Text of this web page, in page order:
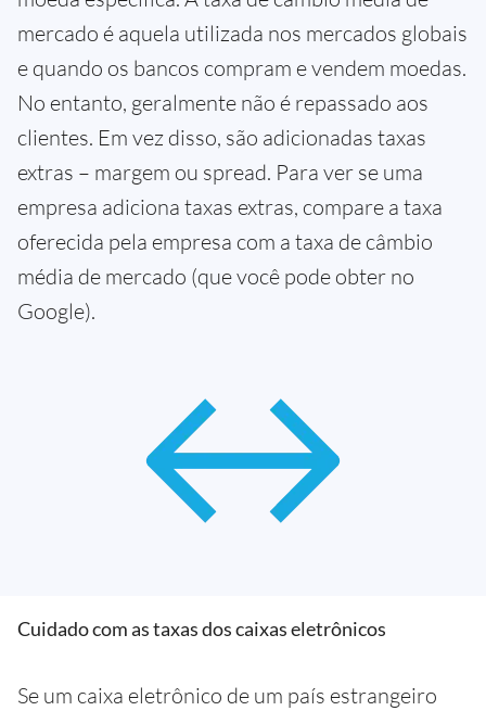
mercado é aquela utilizada nos mercados globais
e quando os bancos compram e vendem moedas.
No entanto, geralmente não é repassado aos
clientes. Em vez disso, são adicionadas taxas
extras – margem ou spread. Para ver se uma
empresa adiciona taxas extras, compare a taxa
oferecida pela empresa com a taxa de câmbio
média de mercado (que você pode obter no
Google).
Cuidado com as taxas dos caixas eletrônicos
Se um caixa eletrônico de um país estrangeiro